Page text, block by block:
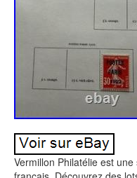
Vermillon Philatélie est